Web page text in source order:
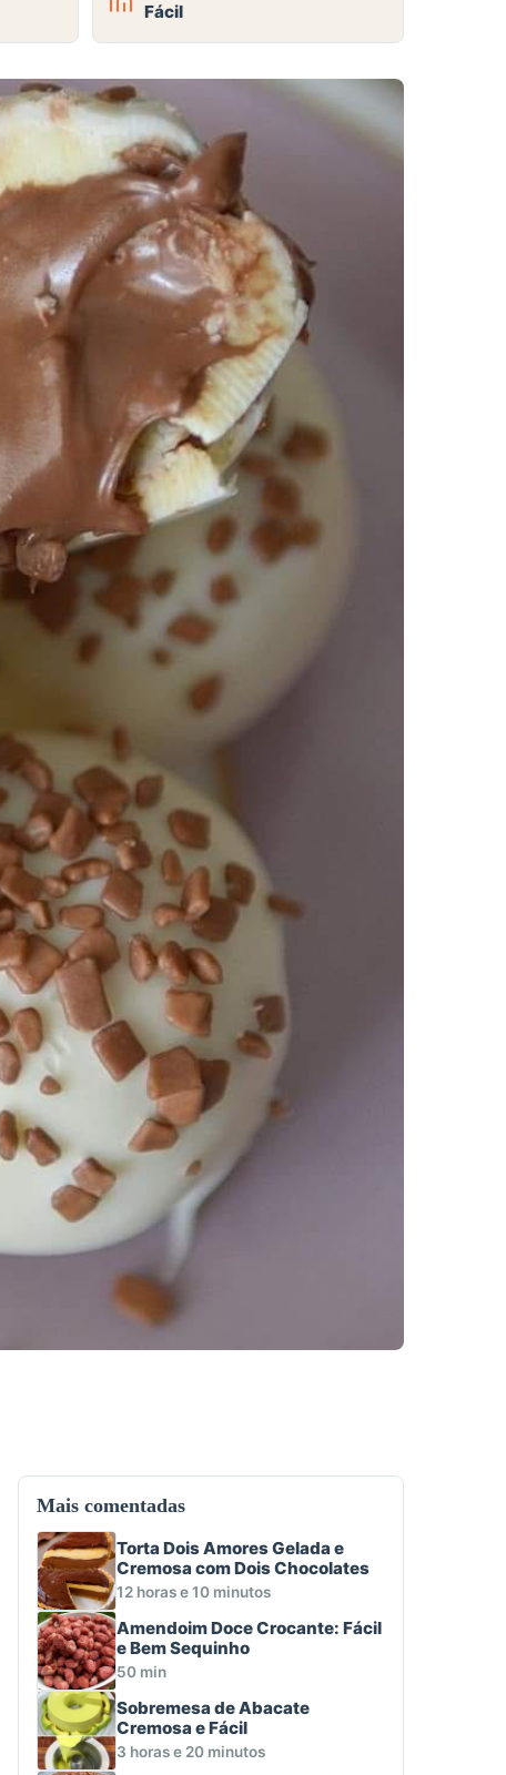
Fácil
Mais comentadas
Torta Dois Amores Gelada e
Cremosa com Dois Chocolates
12 horas e 10 minutos
Amendoim Doce Crocante: Fácil
e Bem Sequinho
50 min
Sobremesa de Abacate
Cremosa e Fácil
3 horas e 20 minutos